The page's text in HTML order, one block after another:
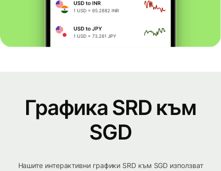
Графика SRD към
SGD
Нашите интерактивни графики SRD към SGD използват